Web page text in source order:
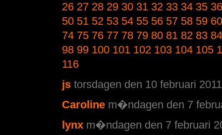
26 27 28 29 30 31 32 33 34 35 36
50 51 52 53 54 55 56 57 58 59 60
74 75 76 77 78 79 80 81 82 83 84
98 99 100 101 102 103 104 105
116
js torsdagen den 10 februari
Caroline m�ndagen den 7
lynx m�ndagen den 7 februari